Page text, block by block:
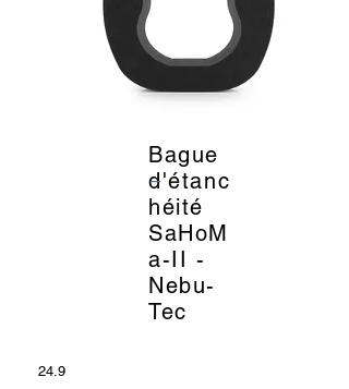
Bague
d'étanc
héité
SaHoM
a-II -
Nebu-
Tec
_
24.9